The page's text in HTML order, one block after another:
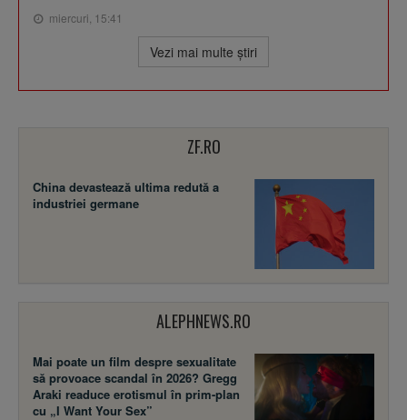
miercuri, 15:41
Vezi mai multe ştiri
ZF.RO
China devastează ultima redută a
industriei germane
ALEPHNEWS.RO
Mai poate un film despre sexualitate
să provoace scandal în 2026? Gregg
Araki readuce erotismul în prim-plan
cu „I Want Your Sex”